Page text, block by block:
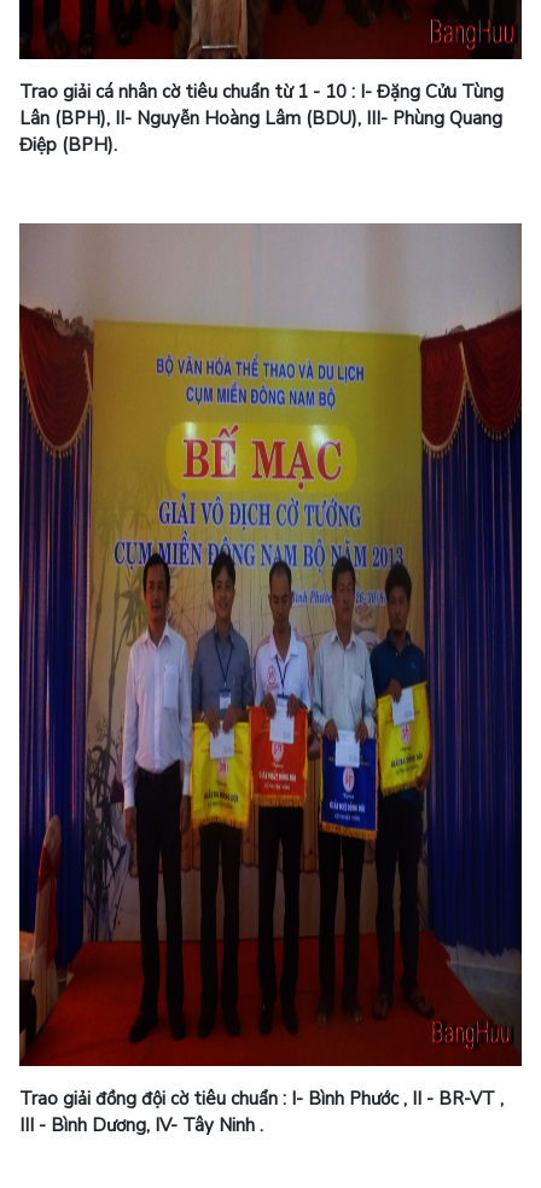
Trao giải cá nhân cờ tiêu chuẩn từ 1 - 10 : I- Đặng Cửu Tùng
Lân (BPH), II- Nguyễn Hoàng Lâm (BDU), III- Phùng Quang
Điệp (BPH).
Trao giải đồng đội cờ tiêu chuẩn : I- Bình Phước , II - BR-VT ,
III - Bình Dương, IV- Tây Ninh .